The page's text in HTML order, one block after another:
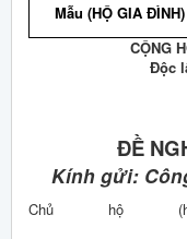
Mẫu (HỘ GIA ĐÌNH)
CỘNG HÒA
Độc
ĐỀ
Kính gửi:
Chủ hộ
Điện